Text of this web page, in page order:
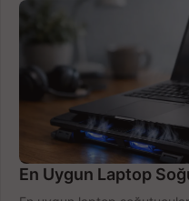
En Uygun Laptop